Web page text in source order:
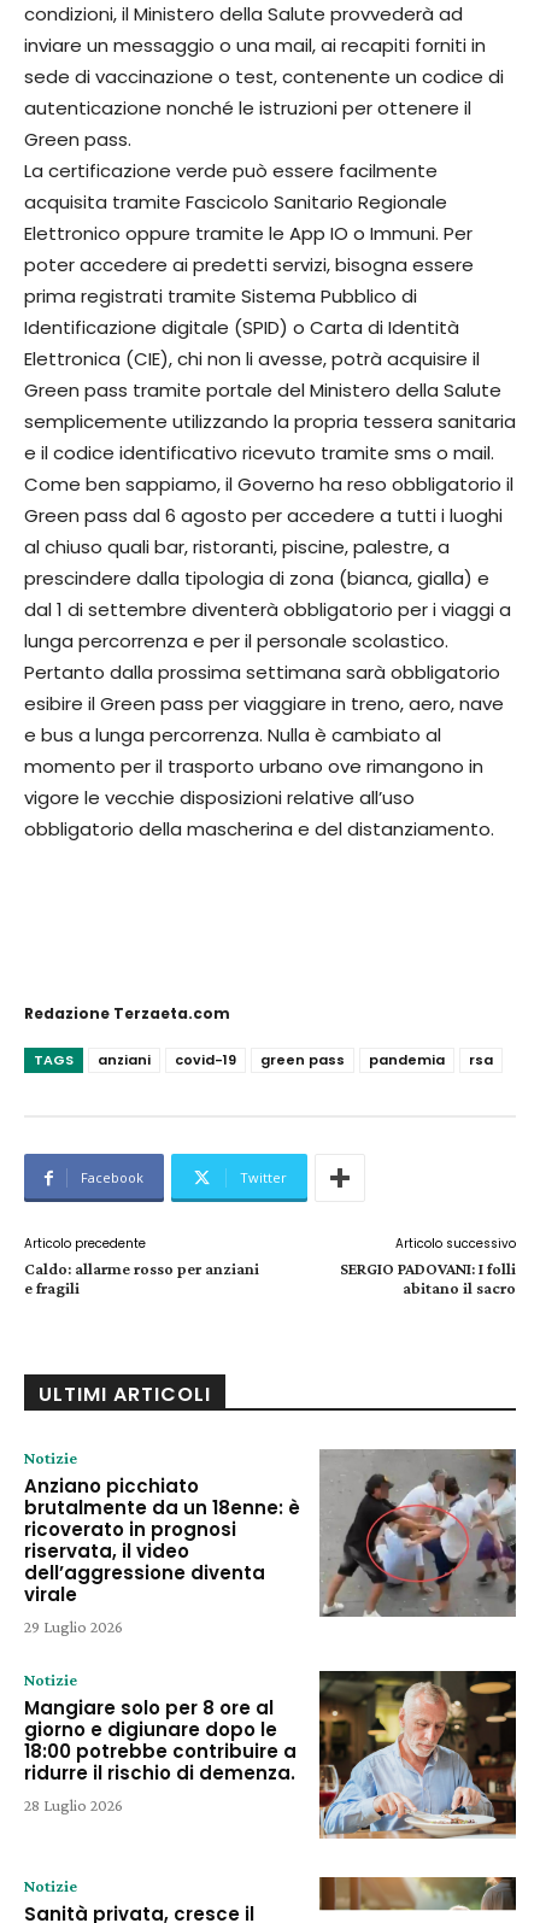
condizioni, il Ministero della Salute provvederà ad
inviare un messaggio o una mail, ai recapiti forniti in
sede di vaccinazione o test, contenente un codice di
autenticazione nonché le istruzioni per ottenere il
Green pass.
La certificazione verde può essere facilmente
acquisita tramite Fascicolo Sanitario Regionale
Elettronico oppure tramite le App IO o Immuni. Per
poter accedere ai predetti servizi, bisogna essere
prima registrati tramite Sistema Pubblico di
Identificazione digitale (SPID) o Carta di Identità
Elettronica (CIE), chi non li avesse, potrà acquisire il
Green pass tramite portale del Ministero della Salute
semplicemente utilizzando la propria tessera sanitaria
e il codice identificativo ricevuto tramite sms o mail.
Come ben sappiamo, il Governo ha reso obbligatorio il
Green pass dal 6 agosto per accedere a tutti i luoghi
al chiuso quali bar, ristoranti, piscine, palestre, a
prescindere dalla tipologia di zona (bianca, gialla) e
dal 1 di settembre diventerà obbligatorio per i viaggi a
lunga percorrenza e per il personale scolastico.
Pertanto dalla prossima settimana sarà obbligatorio
esibire il Green pass per viaggiare in treno, aero, nave
e bus a lunga percorrenza. Nulla è cambiato al
momento per il trasporto urbano ove rimangono in
vigore le vecchie disposizioni relative all’uso
obbligatorio della mascherina e del distanziamento.
Redazione Terzaeta.com
TAGS anziani covid-19 green pass pandemia rsa
Facebook Twitter
Articolo precedente
Caldo: allarme rosso per anziani
e fragili
Articolo successivo
SERGIO PADOVANI: I folli
abitano il sacro
ULTIMI ARTICOLI
Notizie
Anziano picchiato
brutalmente da un 18enne: è
ricoverato in prognosi
riservata, il video
dell’aggressione diventa
virale
29 Luglio 2026
Notizie
Mangiare solo per 8 ore al
giorno e digiunare dopo le
18:00 potrebbe contribuire a
ridurre il rischio di demenza.
28 Luglio 2026
Notizie
Sanità privata, cresce il